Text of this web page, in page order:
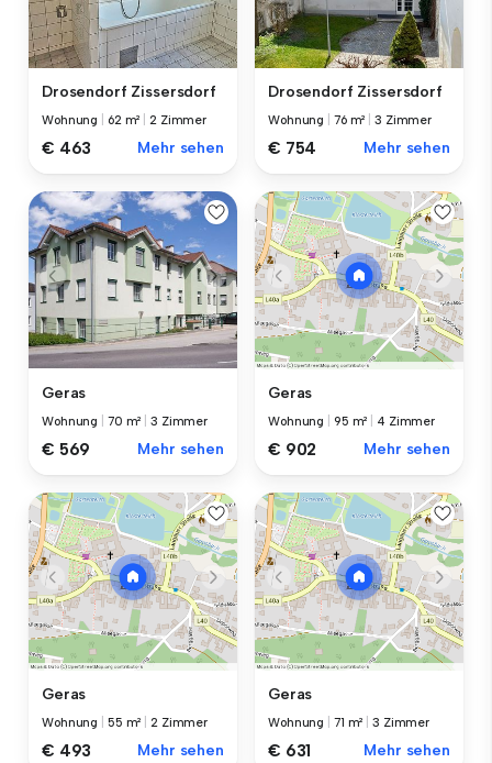
Drosendorf Zissersdorf
Wohnung 62 m² |2 Zimmer
€ 463 Mehr sehen
Drosendorf Zissersdorf
Wohnung 76 m² |3 Zimmer
€ 754 Mehr sehen
Geras
Wohnung 70 m² |3 Zimmer
€ 569 Mehr sehen
Geras
Wohnung 95 m² 4 Zimmer
€ 902 Mehr sehen
Geras
Wohnung 55 m² |2 Zimmer
€ 493 Mehr sehen
Geras
Wohnung 71 m² |3 Zimmer
€ 631 Mehr sehen